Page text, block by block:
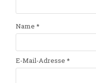
Name *
E-Mail-Adresse *